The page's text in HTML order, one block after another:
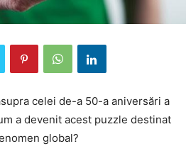
celei de-a 50-a aniversări a
a devenit acest puzzle destinat
global?